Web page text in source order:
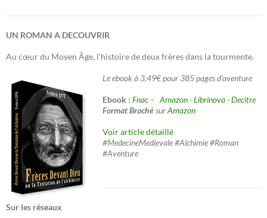
UN ROMAN A DECOUVRIR
Au cœur du Moyen Âge, l'histoire de deux frères dans la tourmente.
Le ebook à 3,49€ pour 385 pages d'aventure
Ebook : Fnac – Amazon-Librinova-Decitre
Format BrochésurAmazon
Voir article détaillé
#MedecineMedievale #Alchimie #Roman
#Aventure
Sur les réseaux